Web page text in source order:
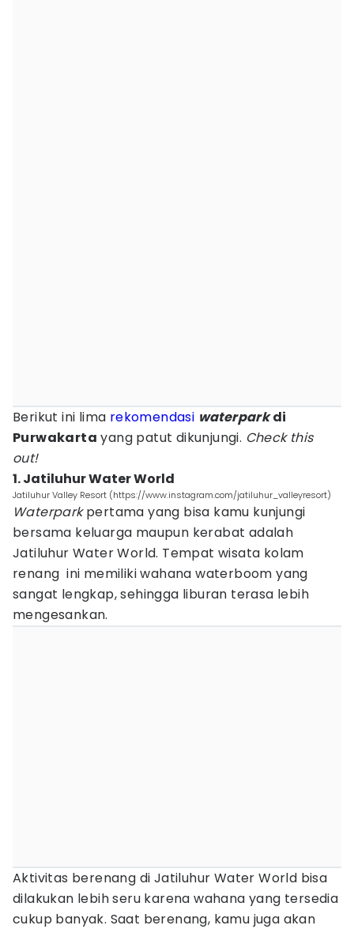
Berikut ini lima rekomendasi waterparkdi
Purwakarta yang patut dikunjungi. Check this
out!
1. Jatiluhur Water World
Jatiluhur Valley Resort (https://www.instagram.com/jatiluhur_valleyresort)
Waterparkpertama yang bisa kamu kunjungi
bersama keluarga maupun kerabat adalah
Jatiluhur Water World. Tempat wisata kolam
renang ini memiliki wahana waterboom yang
sangat lengkap, sehingga liburan terasa lebih
mengesankan.
Aktivitas berenang di Jatiluhur Water World bisa
dilakukan lebih seru karena wahana yang tersedia
cukup banyak. Saat berenang, kamu juga akan